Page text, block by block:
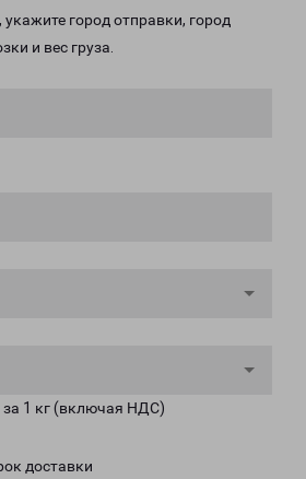
город отправки, город
и вес груза.
1 кг (включая НДС)
доставки